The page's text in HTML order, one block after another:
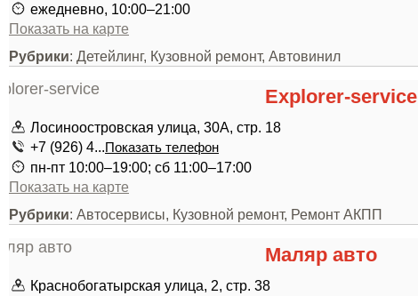
ежедневно, 10:00–21:00
Показать на карте
Рубрики: Детейлинг, Кузовной ремонт, Автовинил
Explorer-service
Лосиноостровская улица, 30А, стр. 18
+7 (926) 4...Показать телефон
пн-пт 10:00–19:00; сб 11:00–17:00
Показать на карте
Рубрики: Автосервисы, Кузовной ремонт, Ремонт АКПП
Маляр авто
Краснобогатырская улица, 2, стр. 38